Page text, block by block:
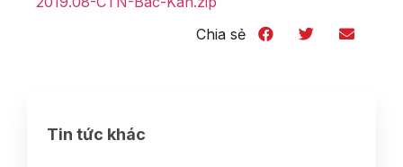
Chia sẻ
Tin tức khác